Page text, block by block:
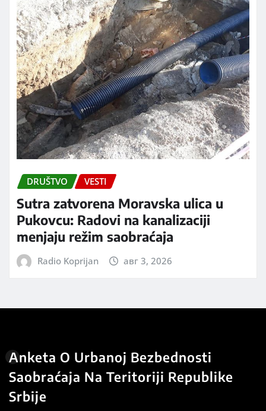
DRUŠTVO VESTI
Sutra zatvorena Moravska ulica u
Pukovcu: Radovi na kanalizaciji
menjaju režim saobraćaja
Radio Koprijan авг 3, 2026
Anketa O Urbanoj Bezbednosti
Saobraćaja Na Teritoriji Republike
Srbije